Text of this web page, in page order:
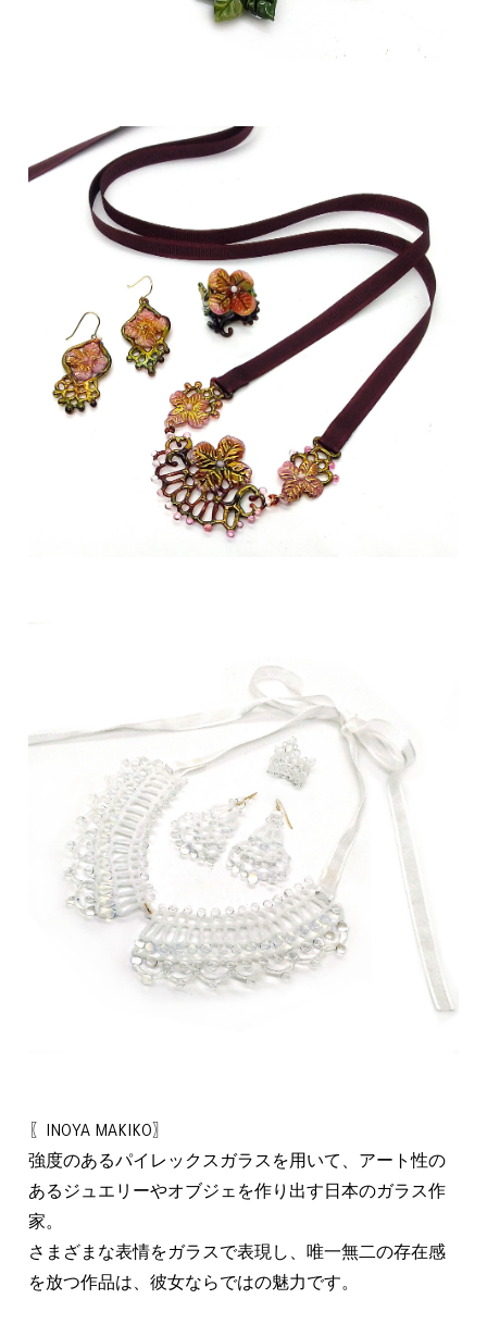
〖INOYA MAKIKO〗
強度のあるパイレックスガラスを用いて、アート性の
あるジュエリーやオブジェを作り出す日本のガラス作
家。
さまざまな表情をガラスで表現し、唯一無二の存在感
を放つ作品は、彼女ならではの魅力です。